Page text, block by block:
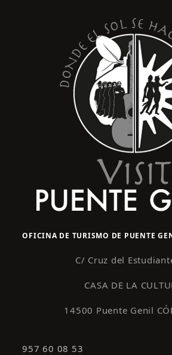
OFICINA DE TURISMO DE PUENTE
C/ Cruz del
CASA DE LA
14500 Puente Genil
957 60 08 53